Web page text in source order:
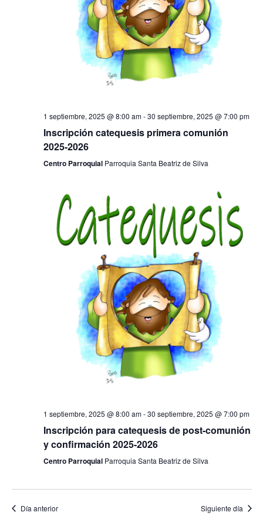
1 septiembre, 2025 @ 8:00 am-30 septiembre, 2025 @ 7:00 pm
Inscripción catequesis primera comunión
2025-2026
Centro Parroquial Parroquia Santa Beatriz de Silva
1 septiembre, 2025 @ 8:00 am-30 septiembre, 2025 @ 7:00 pm
Inscripción para catequesis de post-comunión
y confirmación 2025-2026
Centro Parroquial Parroquia Santa Beatriz de Silva
Día anterior Siguiente día